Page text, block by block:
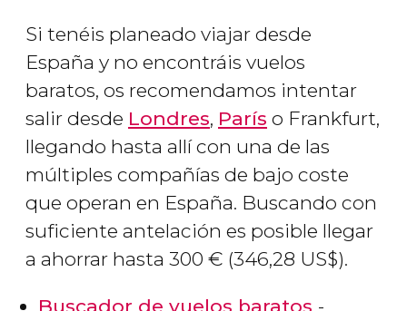
Si tenéis planeado viajar desde
España y no encontráis vuelos
baratos, os recomendamos intentar
salir desde Londres, París o Frankfurt,
llegando hasta allí con una de las
múltiples compañías de bajo coste
que operan en España. Buscando con
suficiente antelación es posible llegar
a ahorrar hasta 300 € (346,28 US$).
Buscador de vuelos baratos -